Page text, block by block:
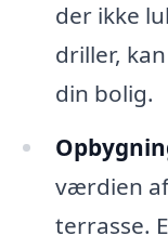
der ikke
driller,
din bolig.
værdien
terrasse.